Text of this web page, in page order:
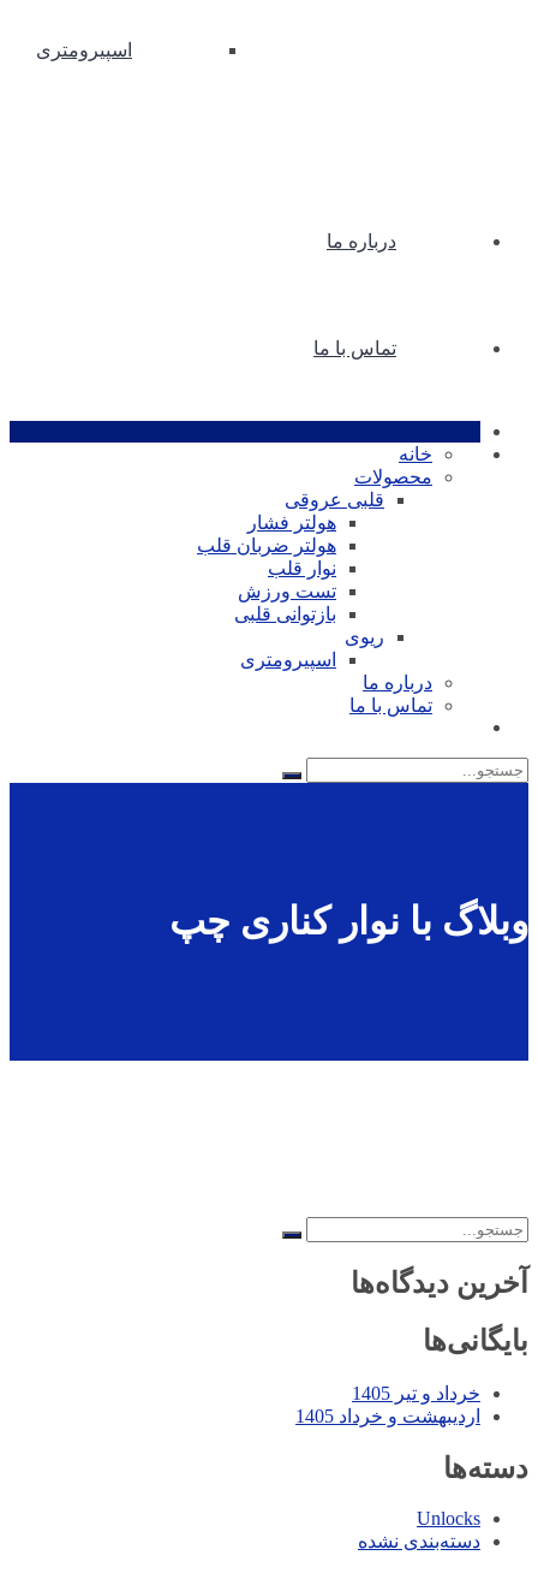
اسپیرومتری
درباره ما
تماس با ما
خانه
محصولات
قلبی عروقی
هولتر فشار
هولتر ضربان قلب
نوار قلب
تست ورزش
بازتوانی قلبی
ریوی
اسپیرومتری
درباره ما
تماس با ما
جستجو
وبلاگ با نوار کناری چپ
جستجو
آخرین دیدگاه‌ها
بایگانی‌ها
خرداد و تیر 1405
اردیبهشت و خرداد 1405
دسته‌ها
Unlocks
دسته‌بندی نشده